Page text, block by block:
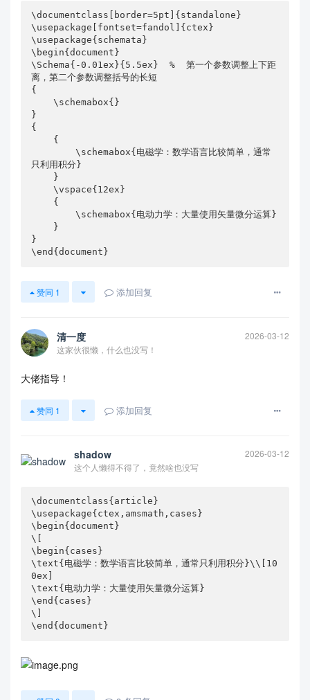
\documentclass[border=5pt]{standalone}
\usepackage[fontset=fandol]{ctex}
\usepackage{schemata}
\begin{document}
\Schema{-0.01ex}{5.5ex}  %  第一个参数调整上下距
离，第二个参数调整括号的长短
{
    \schemabox{}
}
{
        \schemabox{电磁学：数学语言比较简单，通常
只利用积分}
    \vspace{12ex}
        \schemabox{电动力学：大量使用矢量微分运算}
}
\end{document}
赞同 1 添加回复
清一度
2026-03-12
这家伙很懒，什么也没写！
大佬指导！
赞同 1 添加回复
shadow
2026-03-12
这个人懒得不得了，竟然啥也没写
\documentclass{article}
\usepackage{ctex,amsmath,cases}
\begin{document}
\[
\begin{cases}
\text{电磁学：数学语言比较简单，通常只利用积分}\\[10
0ex]
\text{电动力学：大量使用矢量微分运算}
\end{cases}
\]
\end{document}